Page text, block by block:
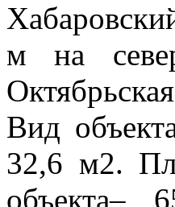
м на
Вид
32,6 м2.
объекта–